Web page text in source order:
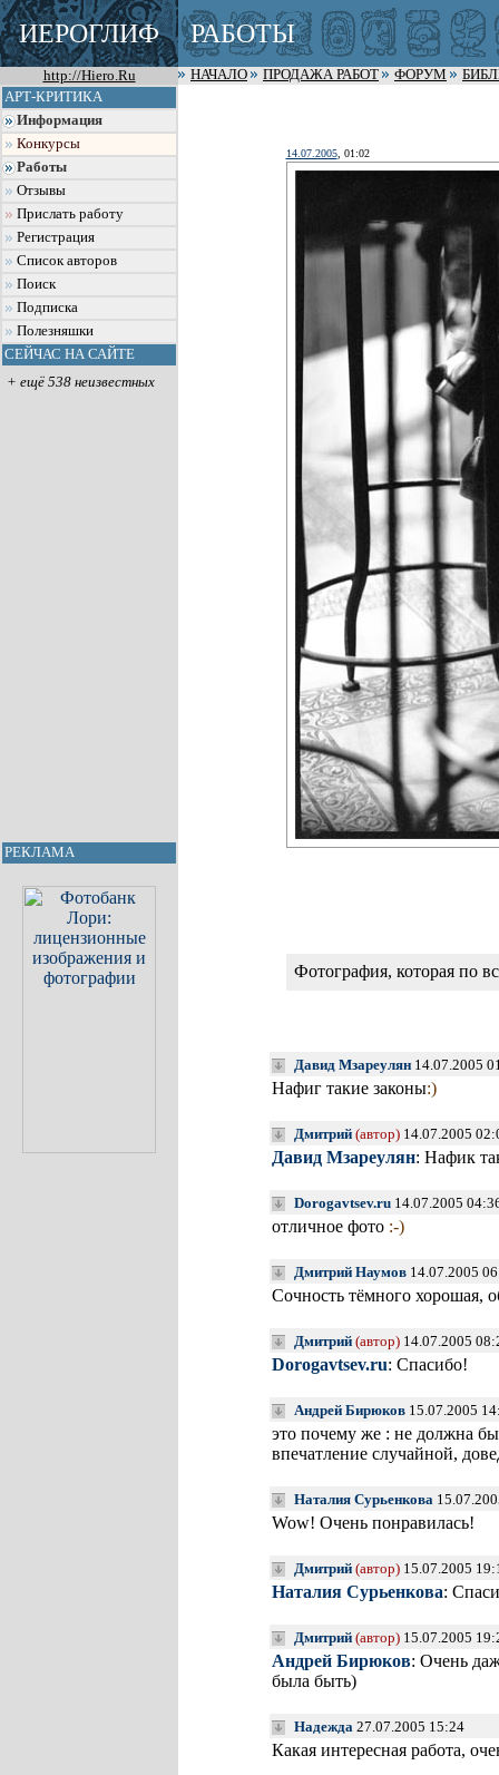
ИЕРОГЛИФ РАБОТЫ
http://Hiero.Ru НАЧАЛО ПРОДАЖА РАБОТ ФОРУМ
АРТ-КРИТИКА
Информация
Конкурсы
Работы
Отзывы
Прислать работу
Регистрация
Список авторов
Поиск
Подписка
Полезняшки
СЕЙЧАС НА САЙТЕ
+ ещё 538 неизвестных
РЕКЛАМА
14.07.2005, 01:02
Фотография, которая по
Давид Мзареулян 14.07.2005
Нафиг такие законы:)
Дмитрий (автор) 14.07.2005
Давид Мзареулян: Нафик
Dorogavtsev.ru 14.07.2005
отличное фото :-)
Дмитрий Наумов 14.07.2005
Сочность тёмного хорошая,
Дмитрий (автор) 14.07.2005
Dorogavtsev.ru: Спасибо!
Андрей Бирюков 15.07.2005
это почему же : не должна
впечатление случайной,
Наталия Сурьенкова
Wow! Очень понравилась!
Дмитрий (автор) 15.07.2005
Наталия Сурьенкова:
Дмитрий (автор) 15.07.2005
Андрей Бирюков: Очень
была быть)
Надежда 27.07.2005 15:24
Какая интересная работа,